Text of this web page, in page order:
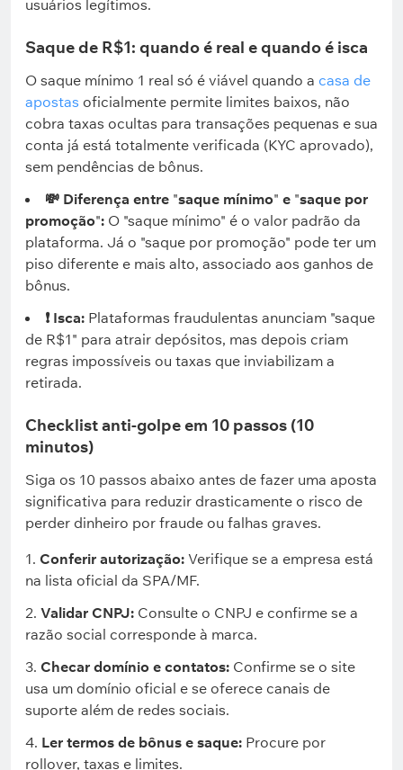
usuários legítimos.
Saque de R$1: quando é real e quando é isca
O saque mínimo 1 real só é viável quando a casa de
apostas oficialmente permite limites baixos, não
cobra taxas ocultas para transações pequenas e sua
conta já está totalmente verificada (KYC aprovado),
sem pendências de bônus.
💸 Diferença entre "saque mínimo" e "saque por
promoção": O "saque mínimo" é o valor padrão da
plataforma. Já o "saque por promoção" pode ter um
piso diferente e mais alto, associado aos ganhos de
bônus.
❗ Isca: Plataformas fraudulentas anunciam "saque
de R$1" para atrair depósitos, mas depois criam
regras impossíveis ou taxas que inviabilizam a
retirada.
Checklist anti-golpe em 10 passos (10
minutos)
Siga os 10 passos abaixo antes de fazer uma aposta
significativa para reduzir drasticamente o risco de
perder dinheiro por fraude ou falhas graves.
Conferir autorização: Verifique se a empresa está
na lista oficial da SPA/MF.
Validar CNPJ: Consulte o CNPJ e confirme se a
razão social corresponde à marca.
Checar domínio e contatos: Confirme se o site
usa um domínio oficial e se oferece canais de
suporte além de redes sociais.
Ler termos de bônus e saque: Procure por
rollover, taxas e limites.